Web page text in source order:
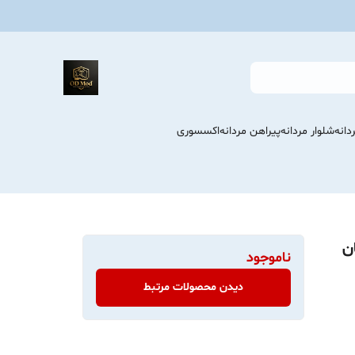
شلوار مردانهپیراهن مردانهاکسسوری
ناموجود
دیدن محصولات مرتبط